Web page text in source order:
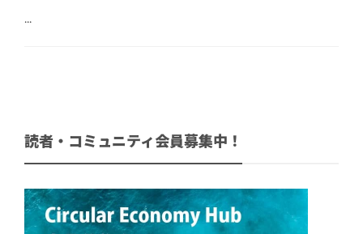
...
読者・コミュニティ会員募集中！